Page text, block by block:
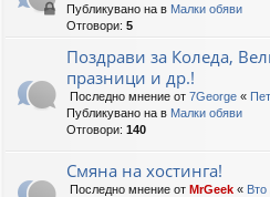
Публикувано на в Малки обяви
Отговори: 5
Поздрави за Коледа,
празници и др.!
Последно мнение от 7George «
Публикувано на в Малки обяви
Отговори: 140
Смяна на хостинга!
Последно мнение от MrGeek « Вто